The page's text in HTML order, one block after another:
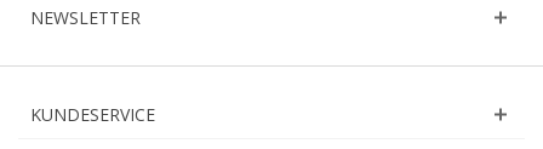
NEWSLETTER
KUNDESERVICE